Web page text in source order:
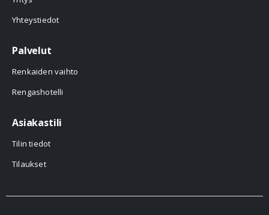
Yhteystiedot
Palvelut
Renkaiden vaihto
Rengashotelli
Asiakastili
Tilin tiedot
Tilaukset